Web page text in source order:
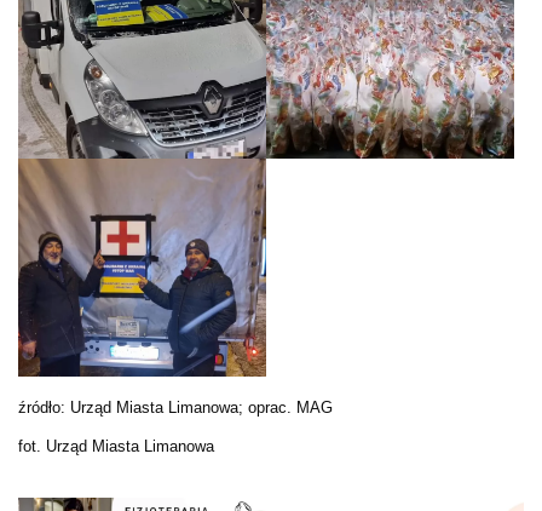
źródło: Urząd Miasta Limanowa; oprac. MAG
fot. Urząd Miasta Limanowa